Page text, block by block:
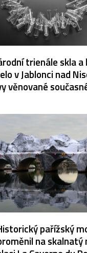
trienále skla
v Jablonci nad
věnované
pařížský
na skalnatý